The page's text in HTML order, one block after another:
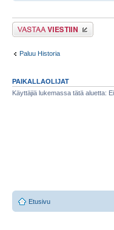
Lähetä vastaus
Paluu Historia
PAIKALLAOLIJAT
Käyttäjiä lukemassa tätä aluetta:
Etusivu